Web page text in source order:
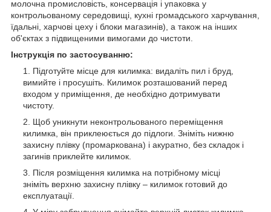
молочна промисловість, консервація і упаковка у
контрольованому середовищі, кухні громадського харчування,
їдальні, харчові цеху і блоки магазинів), а також на інших
об'єктах з підвищеними вимогами до чистоти.
Інструкція по застосуванню:
Підготуйте місце для килимка: видаліть пил і бруд,
вимийте і просушіть. Килимок розташований перед
входом у приміщення, де необхідно дотримувати
чистоту.
Щоб уникнути неконтрольованого переміщення
килимка, він приклеюється до підлоги. Зніміть нижню
захисну плівку (промаркована) і акуратно, без складок і
загинів приклейте килимок.
Після розміщення килимка на потрібному місці
зніміть верхню захисну плівку – килимок готовий до
експлуатації.